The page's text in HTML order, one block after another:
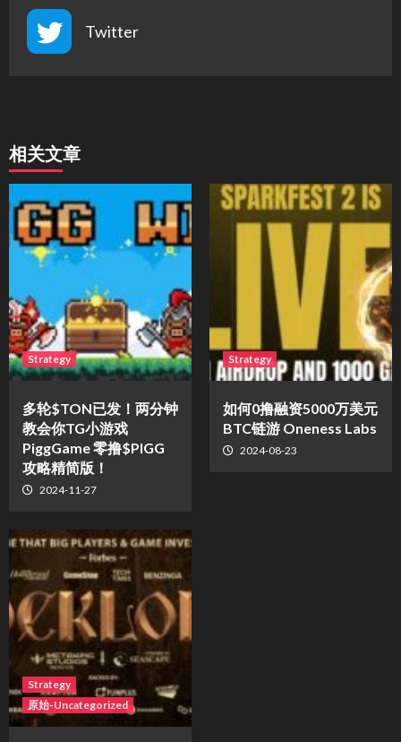
Twitter
相关文章
Strategy
多轮$TON已发！两分钟
教会你TG小游戏
PiggGame 零撸$PIGG
攻略精简版！
2024-11-27
Strategy
如何0撸融资5000万美元
BTC链游 Oneness Labs
2024-08-23
Strategy
原始-Uncategorized